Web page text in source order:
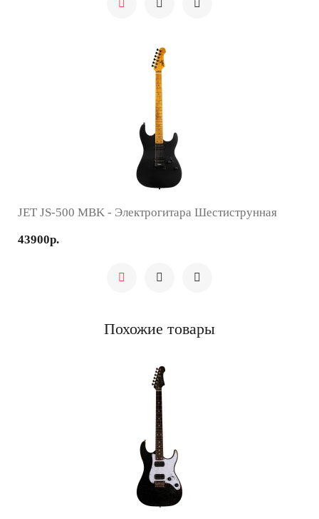
JET JS-500 MBK - Электрогитара Шестиструнная
43900р.
Похожие товары